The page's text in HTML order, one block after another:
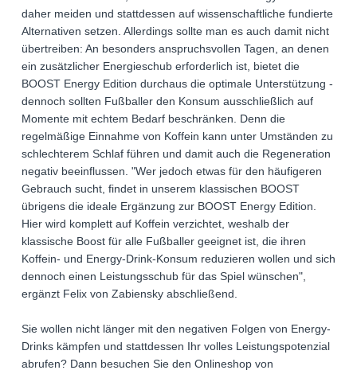
daher meiden und stattdessen auf wissenschaftliche fundierte
Alternativen setzen. Allerdings sollte man es auch damit nicht
übertreiben: An besonders anspruchsvollen Tagen, an denen
ein zusätzlicher Energieschub erforderlich ist, bietet die
BOOST Energy Edition durchaus die optimale Unterstützung -
dennoch sollten Fußballer den Konsum ausschließlich auf
Momente mit echtem Bedarf beschränken. Denn die
regelmäßige Einnahme von Koffein kann unter Umständen zu
schlechterem Schlaf führen und damit auch die Regeneration
negativ beeinflussen. "Wer jedoch etwas für den häufigeren
Gebrauch sucht, findet in unserem klassischen BOOST
übrigens die ideale Ergänzung zur BOOST Energy Edition.
Hier wird komplett auf Koffein verzichtet, weshalb der
klassische Boost für alle Fußballer geeignet ist, die ihren
Koffein- und Energy-Drink-Konsum reduzieren wollen und sich
dennoch einen Leistungsschub für das Spiel wünschen",
ergänzt Felix von Zabiensky abschließend.
Sie wollen nicht länger mit den negativen Folgen von Energy-
Drinks kämpfen und stattdessen Ihr volles Leistungspotenzial
abrufen? Dann besuchen Sie den Onlineshop von